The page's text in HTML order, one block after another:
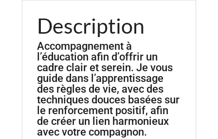
Description
Accompagnement à
l’éducation afin d’offrir un
cadre clair et serein. Je vous
guide dans l’apprentissage
des règles de vie, avec des
techniques douces basées sur
le renforcement positif, afin
de créer un lien harmonieux
avec votre compagnon.